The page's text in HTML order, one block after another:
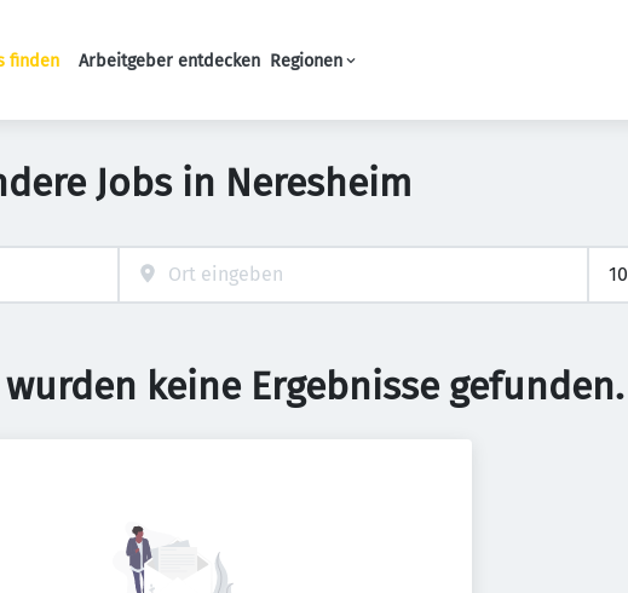
Haupt-Navigation
finden Arbeitgeber entdecken Regionen
Jobs in Neresheim
keine Ergebnisse gefunden.